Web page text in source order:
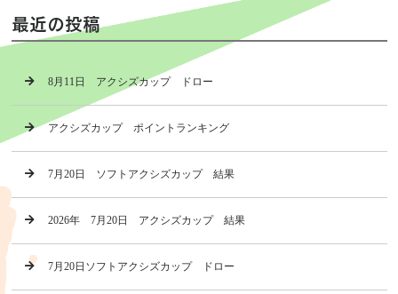
最近の投稿
8月11日 アクシズカップ ドロー
アクシズカップ ポイントランキング
7月20日 ソフトアクシズカップ 結果
2026年 7月20日 アクシズカップ 結果
7月20日ソフトアクシズカップ ドロー